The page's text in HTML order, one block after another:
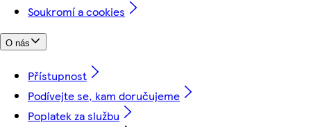
Soukromí a cookies
O nás
Přístupnost
Podívejte se, kam doručujeme
Poplatek za službu